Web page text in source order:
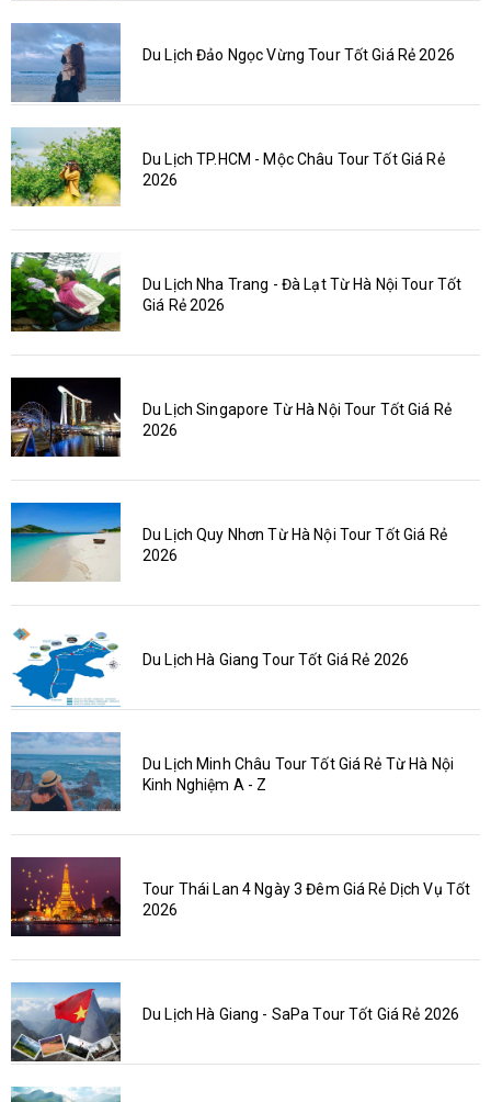
Du Lịch Đảo Ngọc Vừng Tour Tốt Giá Rẻ 2026
Du Lịch TP.HCM - Mộc Châu Tour Tốt Giá Rẻ
2026
Du Lịch Nha Trang - Đà Lạt Từ Hà Nội Tour Tốt
Giá Rẻ 2026
Du Lịch Singapore Từ Hà Nội Tour Tốt Giá Rẻ
2026
Du Lịch Quy Nhơn Từ Hà Nội Tour Tốt Giá Rẻ
2026
Du Lịch Hà Giang Tour Tốt Giá Rẻ 2026
Du Lịch Minh Châu Tour Tốt Giá Rẻ Từ Hà Nội
Kinh Nghiệm A - Z
Tour Thái Lan 4 Ngày 3 Đêm Giá Rẻ Dịch Vụ Tốt
2026
Du Lịch Hà Giang - SaPa Tour Tốt Giá Rẻ 2026